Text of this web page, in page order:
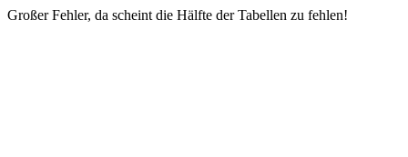
Großer Fehler, da scheint die Hälfte der Tabellen zu fehlen!